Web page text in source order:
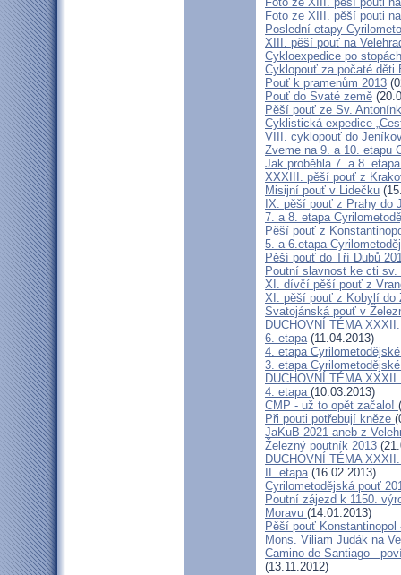
Foto ze XIII. pěší pouti
Poslední etapy
XIII. pěší pouť na
Cykloexpedice po
Cyklopouť za počaté děti
Pouť k pramenům 2013
Pouť do Svaté země
Pěší pouť ze Sv.
Cyklistická expedice
VIII. cyklopouť do
Zveme na 9. a 10. etapu
Jak proběhla 7. a 8.
XXXIII. pěší pouť z
Misijní pouť v Lidečku
IX. pěší pouť z Prahy do
7. a 8. etapa
Pěší pouť z
5. a 6.etapa
Pěší pouť do Tří Dubů
Poutní slavnost ke cti sv.
XI. dívčí pěší pouť z
XI. pěší pouť z Kobylí do
Svatojánská pouť v
DUCHOVNÍ TÉMA
6. etapa(11.04.2013)
4. etapa
3. etapa
DUCHOVNÍ TÉMA
4. etapa (10.03.2013)
CMP - už to opět začalo!
Při pouti potřebují kněze
JaKuB 2021 aneb z
Železný poutník 2013
DUCHOVNÍ TÉMA
II. etapa(16.02.2013)
Cyrilometodějská pouť
Poutní zájezd k 1150.
Moravu (14.01.2013)
Pěší pouť Konstantinopol
Mons. Viliam Judák na
Camino de Santiago -
(13.11.2012)